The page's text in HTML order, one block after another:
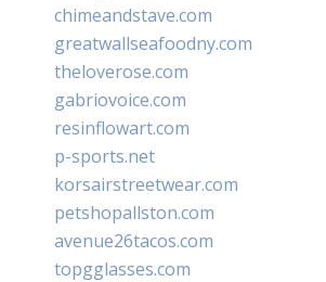
chimeandstave.com
greatwallseafoodny.com
theloverose.com
gabriovoice.com
resinflowart.com
p-sports.net
korsairstreetwear.com
petshopallston.com
avenue26tacos.com
topgglasses.com